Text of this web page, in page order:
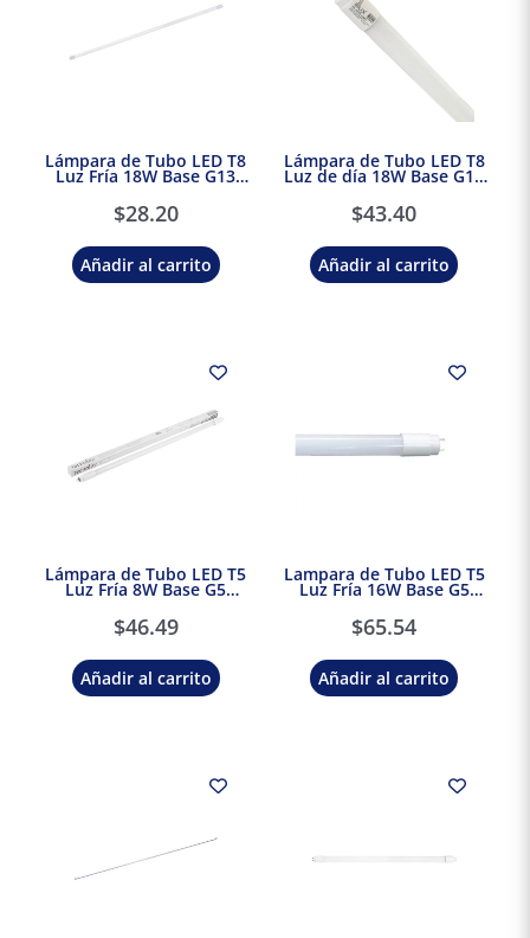
Lámpara de Tubo LED T8
Luz Fría 18W Base G13
$28.20
Añadir al carrito
Lámpara de Tubo LED T8
Luz de día 18W Base G13
$43.40
Añadir al carrito
Lámpara de Tubo LED T5
Luz Fría 8W Base G5
$46.49
Añadir al carrito
Lampara de Tubo LED T5
Luz Fría 16W Base G5
$65.54
Añadir al carrito